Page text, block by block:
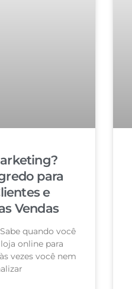
para
e
Vendas
quando você
online para
vezes você nem